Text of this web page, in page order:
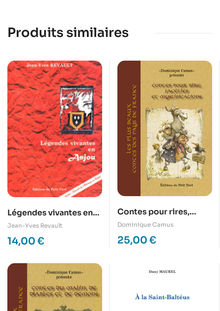
Produits similaires
Légendes vivantes en
Anjou
Jean-Yves Revault
14,00 €
Contes pour rires,
facéties et
mystifications
Dominique Camus
25,00 €